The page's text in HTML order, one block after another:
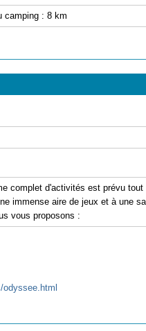
camping : 8 km
complet d'activités est prévu
immense aire de jeux et à une
vous proposons :
odyssee.html